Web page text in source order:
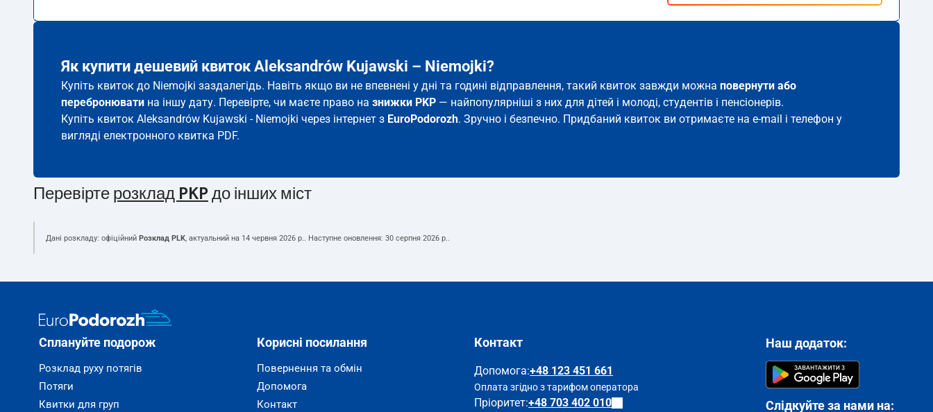
Як купити дешевий квиток Aleksandrów Kujawski – Niemojki?
Купіть квиток до Niemojki заздалегідь. Навіть якщо ви не впевнені у дні та годині відправлення, такий квиток завжди можна повернути або
перебронювати на іншу дату. Перевірте, чи маєте право на знижки PKP — найпопулярніші з них для дітей і молоді, студентів і пенсіонерів.
Купіть квиток Aleksandrów Kujawski - Niemojki через інтернет з EuroPodorozh. Зручно і безпечно. Придбаний квиток ви отримаєте на e-mail і телефон у
вигляді електронного квитка PDF.
Перевірте розклад PKP до інших міст
Дані розкладу: офіційний Розклад PLK, актуальний на 14 червня 2026 р.. Наступне оновлення: 30 серпня 2026 р..
Сплануйте подорож
Розклад руху потягів
Потяги
Квитки для груп
Корисні посилання
Повернення та обмін
Допомога
Контакт
Контакт
Допомога:+48 123 451 661
Оплата згідно з тарифом оператора
Пріоритет:+48 703 402 010
Наш додаток:
Слідкуйте за нами на: